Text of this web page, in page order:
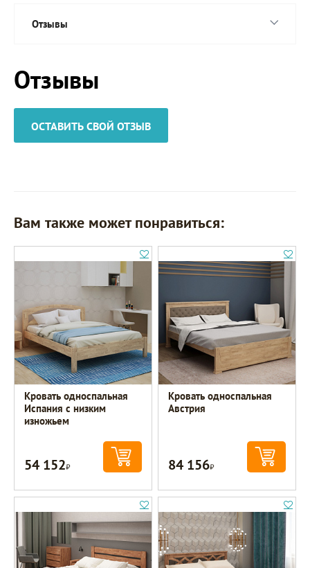
Отзывы
Отзывы
ОСТАВИТЬ СВОЙ ОТЗЫВ
Вам также может понравиться:
Кровать односпальная
Испания с низким
изножьем
54 152Р
Кровать односпальная
Австрия
84 156Р